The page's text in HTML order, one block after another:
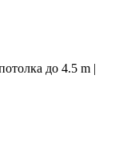
до 4.5 m |